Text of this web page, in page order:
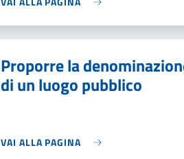
Proporre la
di un luogo pubblico
VAI ALLA PAGINA